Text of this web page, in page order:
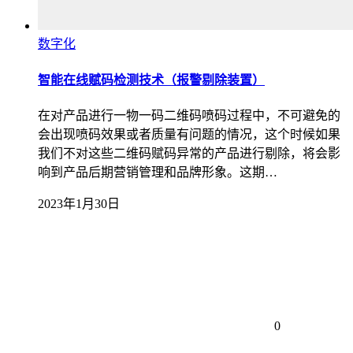
数字化
智能在线赋码检测技术（报警剔除装置）
在对产品进行一物一码二维码喷码过程中，不可避免的
会出现喷码效果或者质量有问题的情况，这个时候如果
我们不对这些二维码赋码异常的产品进行剔除，将会影
响到产品后期营销管理和品牌形象。这期…
2023年1月30日
0